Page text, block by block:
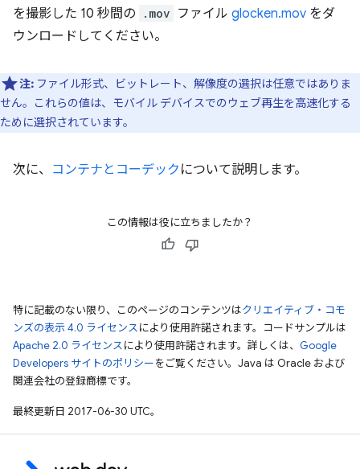
を撮影した 10 秒間の
.mov ファイル glocken.mov をダ
ウンロードしてください。
注: ファイル形式、ビットレート、解像度の選択は任意ではありま
せん。これらの値は、モバイル デバイスでのウェブ再生を高速化する
ために選択されています。
次に、 コンテナとコーデック について説明します。
この情報は役に立ちましたか？
特に記載のない限り、このページのコンテンツはクリエイティブ・コモ
ンズの表示 4.0 ライセンスにより使用許諾されます。コードサンプルは
Apache 2.0 ライセンスにより使用許諾されます。詳しくは、 Google
Developers サイトのポリシーをご覧ください。Java は Oracle および
関連会社の登録商標です。
最終更新日 2017-06-30 UTC。